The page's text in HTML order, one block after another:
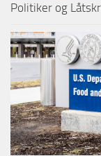
Politiker og